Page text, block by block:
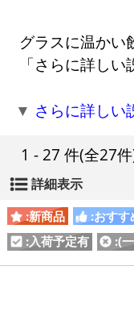
グラスに温かい
「さらに詳しい
▼ さらに詳しい
1 - 27 件(全27
詳細表示
:新商品 :おすす
:入荷予定有
:(